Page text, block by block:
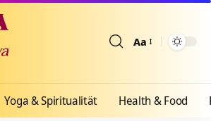
Aa
Yoga & Spiritualität Health & Food